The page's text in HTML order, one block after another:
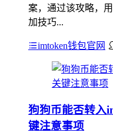
案，通过该攻略，
加技巧...
imtoken钱包官网
狗狗币能否转入
键注意事项